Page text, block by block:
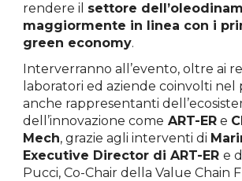
rendere il settore
maggiormente in linea con i
green economy.
Interverranno all’evento, oltre ai
laboratori ed aziende coinvolti
anche rappresentanti
dell’innovazione come ART-ER e
Mech, grazie agli interventi di
Executive Director di ART-ERe
Pucci, Co-Chair della Value Chain